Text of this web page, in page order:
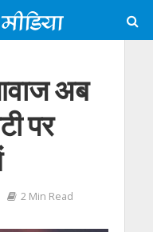
अब
पर
2 Min Read